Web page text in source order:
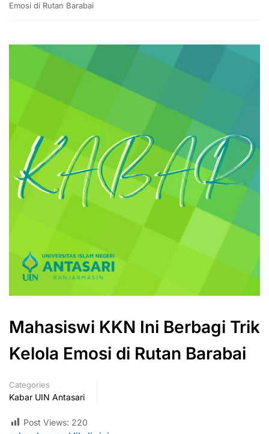
Emosi di Rutan Barabai
Mahasiswi KKN Ini Berbagi Trik
Kelola Emosi di Rutan Barabai
Categories
Kabar UIN Antasari
Post Views: 220